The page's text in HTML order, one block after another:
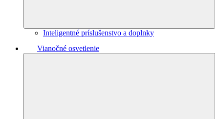
Inteligentné príslušenstvo a doplnky
Vianočné osvetlenie